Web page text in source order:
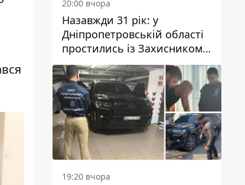
20:00 вчора
Назавжди 31 рік: у
Дніпропетровській області
простились із Захисником
Олександром Рєпіним
19:20 вчора